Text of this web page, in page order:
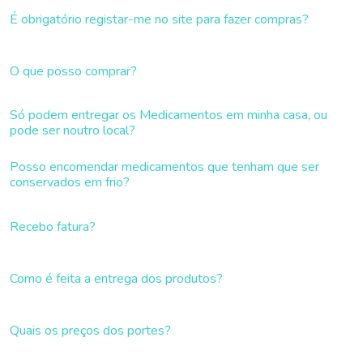
É obrigatório registar-me no site para fazer compras?
O que posso comprar?
Só podem entregar os Medicamentos em minha casa, ou
pode ser noutro local?
Posso encomendar medicamentos que tenham que ser
conservados em frio?
Recebo fatura?
Como é feita a entrega dos produtos?
Quais os preços dos portes?